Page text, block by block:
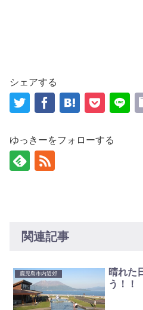
シェアする
ゆっきーをフォローする
関連記事
鹿児島市内近郊
晴れた
う！！